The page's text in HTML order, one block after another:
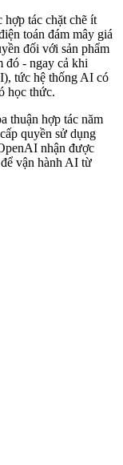
hợp tác chặt chẽ ít
toán đám mây giá
đối với sản phẩm
đó - ngay cả khi
tức hệ thống AI có
học thức.
thuận hợp tác năm
quyền sử dụng
nhận được
vận hành AI từ